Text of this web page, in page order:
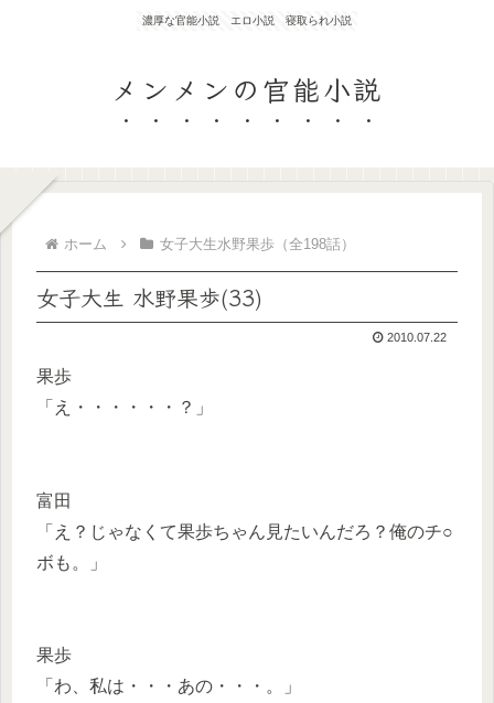
濃厚な官能小説 エロ小説 寝取られ小説
メンメンの官能小説
ホーム 女子大生水野果歩（全198話）
女子大生 水野果歩(33)
2010.07.22
果歩
「え・・・・・・？」
富田
「え？じゃなくて果歩ちゃん見たいんだろ？俺のチ○
ボも。」
果歩
「わ、私は・・・あの・・・。」